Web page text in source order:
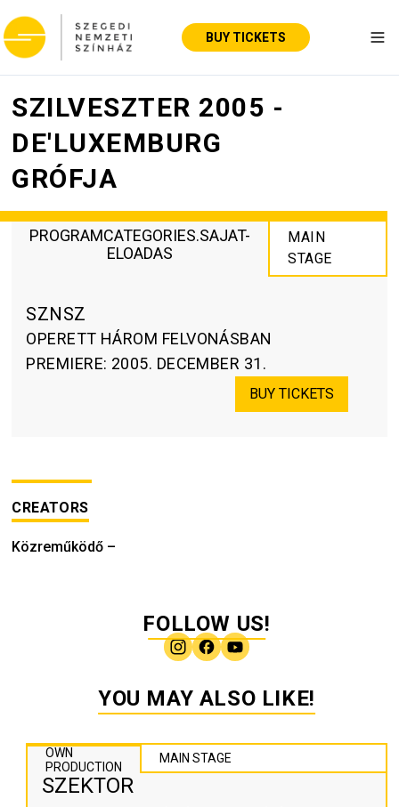
BUY TICKETS
SZILVESZTER 2005 -
DE'LUXEMBURG
GRÓFJA
PROGRAMCATEGORIES.SAJAT-
ELOADAS
MAIN
STAGE
SZNSZ
OPERETT HÁROM FELVONÁSBAN
PREMIERE: 2005. DECEMBER 31.
BUY TICKETS
CREATORS
Közreműködő –
FOLLOW US!
YOU MAY ALSO LIKE!
OWN
PRODUCTION
MAIN STAGE
SZEKTOR